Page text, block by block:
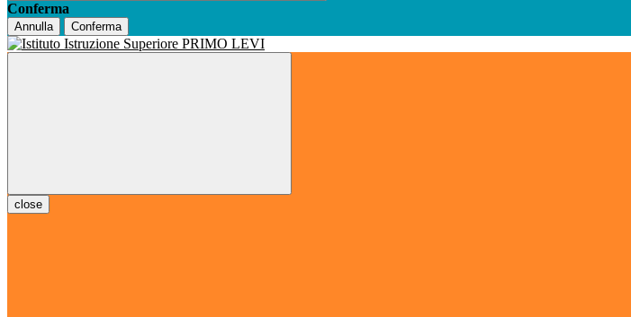
Conferma
Annulla Conferma
close